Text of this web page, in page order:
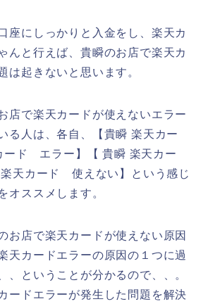
座にしっかりと入金をし、楽天カ
んと行えば、貴瞬のお店で楽天カ
は起きないと思います。
店で楽天カードが使えないエラー
る人は、各自、【貴瞬 楽天カー
ード エラー】【 貴瞬 楽天カー
天カード 使えない】という感じ
オススメします。
お店で楽天カードが使えない原因
天カードエラーの原因の１つに過
、ということが分かるので、、。
ードエラーが発生した問題を解決